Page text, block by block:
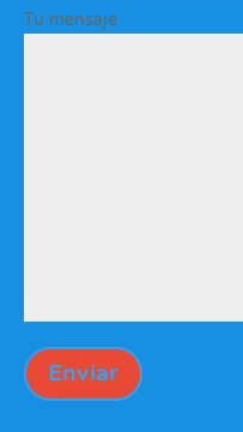
Tu mensaje
Enviar